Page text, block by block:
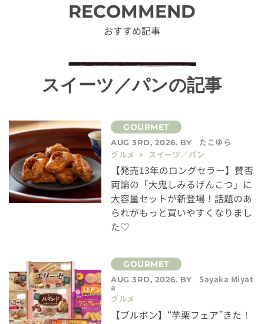
RECOMMEND
おすすめ記事
スイーツ／パンの記事
AUG 3RD, 2026. BY
たこゆら
グルメ > スイーツ／パン
【発売13年のロングセラー】賛否
両論の「大鬼しみるげんこつ」に
大容量セットが新登場！話題のあ
られがもっと買いやすくなりまし
た♡
AUG 3RD, 2026. BY Sayaka Miyat
a
グルメ
【ブルボン】“芋栗フェア”きた！